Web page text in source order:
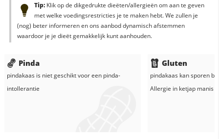
Tip:Klik op de dikgedrukte dieëten/allergieën om aan te geven
met welke voedingsrestricties je te maken hebt. We zullen je
(nog) beter informeren en ons aanbod dynamisch afstemmen
waardoor je je dieët gemakkelijk kunt aanhouden.
Pinda
pindakaas is niet geschikt voor een pinda-
intollerantie
Gluten
pindakaas kan sporen
Allergie in ketjap manis